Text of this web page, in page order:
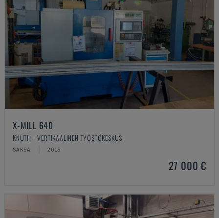
X-MILL 640
KNUTH - VERTIKAALINEN TYÖSTÖKESKUS
SAKSA 2015
27 000 €